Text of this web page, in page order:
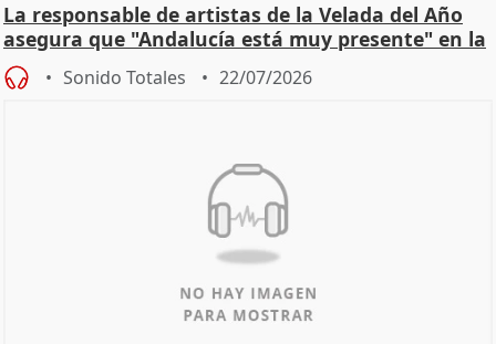
La responsable de artistas de la Velada del Año
asegura que "Andalucía está muy presente" en la
cita
Sonido Totales 22/07/2026